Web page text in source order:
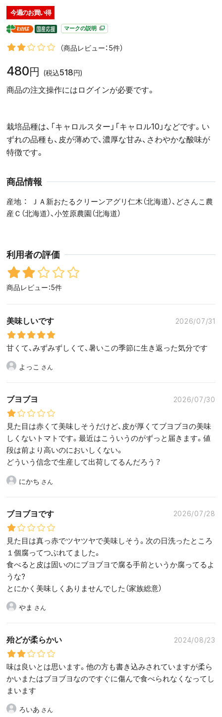
今週のお買い得
マークの説明
（商品レビュー：5件）
480円 (税込518円)
商品の注文操作にはログインが必要です。
栽培品種は、「キャロルスター」「キャロル10」などです。い
ずれの品種も、皮が薄めで、濃厚な甘み、さわやかな酸味が
特徴です。
商品情報
産地
ＪＡ新おたるクリーンアグリ仁木（北海道）、どさんこ農
産Ｃ（北海道）、小笠原農園（北海道）
利用者の評価
商品レビュー：5件
美味しいです 2026/07/31
甘くて、みずみずしくて、暑いこの季節に生き返った気分です
よっこ
ブヨブヨ 2026/07/30
見た目は赤くて美味しそうだけど、皮が厚くてブヨブヨの美味
しくないトマトです。最近はこういうのがずっと届きます。値
段は前より高いのにおいしくない。
どういう信念で生産して出荷してるんだろう？
にかち
ブヨブヨです 2026/07/28
見た目は真っ赤でツヤツヤで美味しそう。次の日洗ったところ
１個腐ってつぶれてました。
食べると皮は固いのにブヨブヨで腐る手前というか腐ってるよ
うな?
とにかく美味しくありませんでした（家族総意）
やま
殆どが柔らかい 2024/08/23
味は良いとは思います。他の方も書き込みされていますが柔ら
かいまたはブヨブヨなのですぐに傷んで食べられなくなってし
まいます
ろいあ